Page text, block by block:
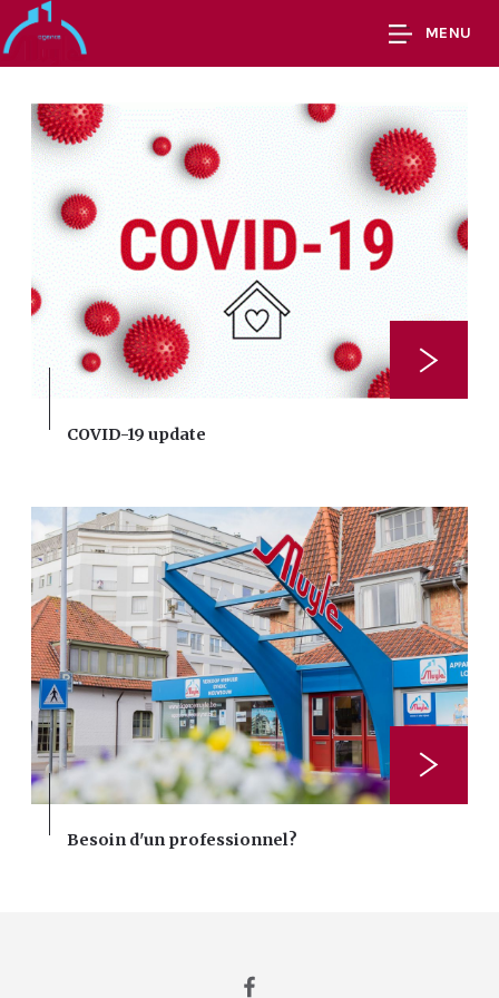
MENU
COVID-19 update
Besoin d'un professionnel?